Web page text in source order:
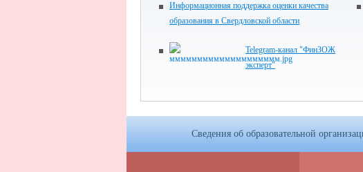
Информационная поддержка оценки качества
образования в Свердловской области
Telegram-канал "ФинЗОЖ
эксперт"
Сведения об образовательной